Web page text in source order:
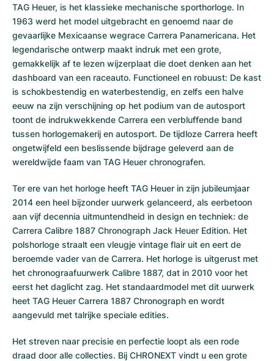
TAG Heuer, is het klassieke mechanische sporthorloge. In
1963 werd het model uitgebracht en genoemd naar de
gevaarlijke Mexicaanse wegrace Carrera Panamericana. Het
legendarische ontwerp maakt indruk met een grote,
gemakkelijk af te lezen wijzerplaat die doet denken aan het
dashboard van een raceauto. Functioneel en robuust: De kast
is schokbestendig en waterbestendig, en zelfs een halve
eeuw na zijn verschijning op het podium van de autosport
toont de indrukwekkende Carrera een verbluffende band
tussen horlogemakerij en autosport. De tijdloze Carrera heeft
ongetwijfeld een beslissende bijdrage geleverd aan de
wereldwijde faam van TAG Heuer chronografen.
Ter ere van het horloge heeft TAG Heuer in zijn jubileumjaar
2014 een heel bijzonder uurwerk gelanceerd, als eerbetoon
aan vijf decennia uitmuntendheid in design en techniek: de
Carrera Calibre 1887 Chronograph Jack Heuer Edition. Het
polshorloge straalt een vleugje vintage flair uit en eert de
beroemde vader van de Carrera. Het horloge is uitgerust met
het chronograafuurwerk Calibre 1887, dat in 2010 voor het
eerst het daglicht zag. Het standaardmodel met dit uurwerk
heet TAG Heuer Carrera 1887 Chronograph en wordt
aangevuld met talrijke speciale edities.
Het streven naar precisie en perfectie loopt als een rode
draad door alle collecties. Bij CHRONEXT vindt u een grote